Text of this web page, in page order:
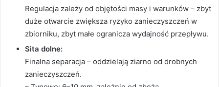
Regulacja zależy od objętości masy i warunków – zbyt
duże otwarcie zwiększa ryzyko zanieczyszczeń w
zbiorniku, zbyt małe ogranicza wydajność przepływu.
Sita dolne:
Finalna separacja – oddzielają ziarno od drobnych
zanieczyszczeń.